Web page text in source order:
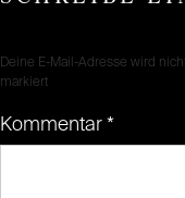
Deine E-Mail-Adresse wird
markiert
Kommentar *